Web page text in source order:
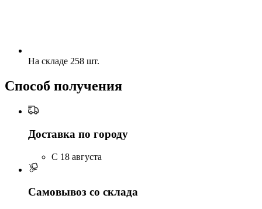
На складе 258 шт.
Способ получения
Доставка по городу
C 18 августа
Самовывоз со склада